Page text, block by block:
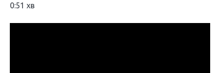
0:51 хв